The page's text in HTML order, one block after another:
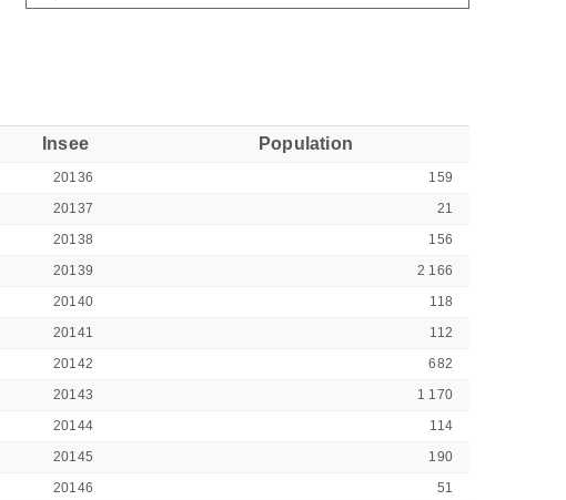
Insee Population
20136
159
20137
21
20138
156
20139
2 166
20140
118
20141
112
20142
682
20143
1 170
20144
114
20145
190
20146
51